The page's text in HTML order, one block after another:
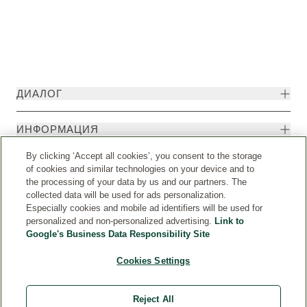
ДИАЛОГ
ИНФОРМАЦИЯ
Страна © Weleda 2026
By clicking ‘Accept all cookies’, you consent to the storage
of cookies and similar technologies on your device and to
the processing of your data by us and our partners. The
collected data will be used for ads personalization.
Especially cookies and mobile ad identifiers will be used for
personalized and non-personalized advertising. Link to
Google's Business Data Responsibility Site
Cookies Settings
Reject All